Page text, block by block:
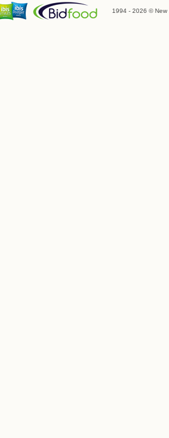
1994 - 2026 © New